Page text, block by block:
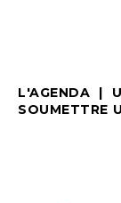
L'AGENDA
SOUMETTRE